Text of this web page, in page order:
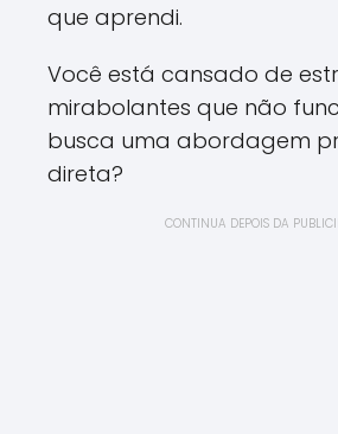
que aprendi.
Você está cansado de
mirabolantes que não
busca uma abordagem
direta?
CONTINUA DEPOIS DA